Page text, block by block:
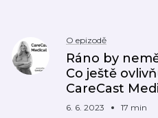
O epizodě
Ráno by
Co ještě
CareCast
6. 6. 2023 17 min